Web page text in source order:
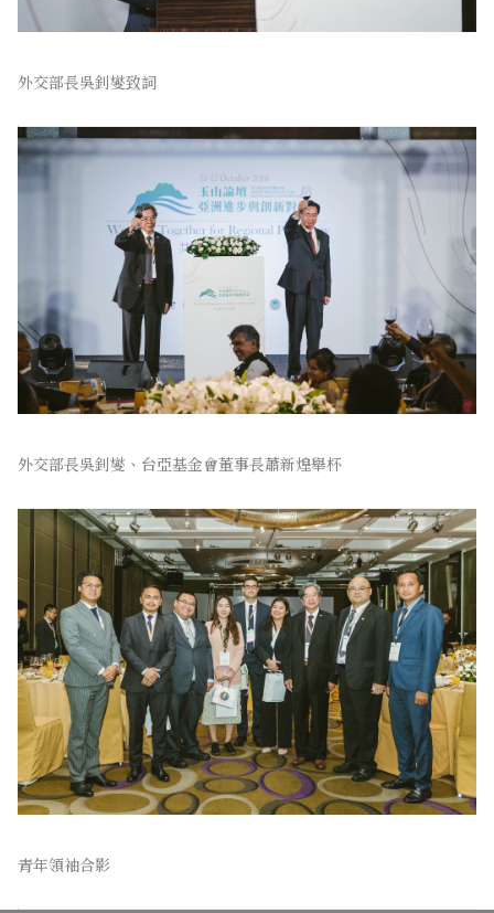
外交部長吳釗燮致詞
外交部長吳釗燮、台亞基金會董事長蕭新煌舉杯
青年領袖合影